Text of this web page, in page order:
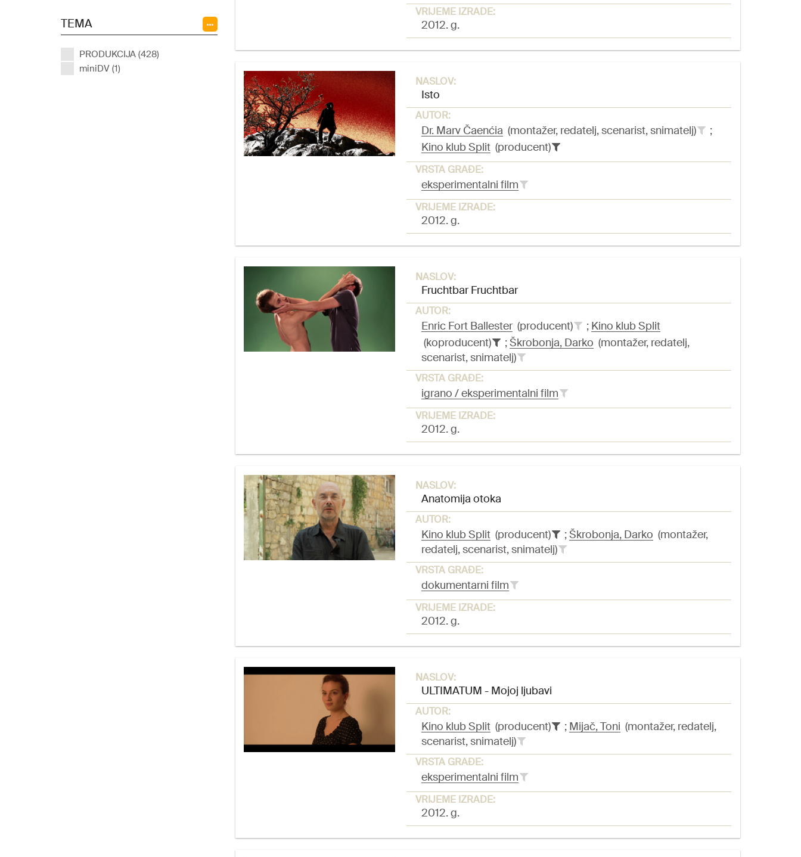
TEMA
PRODUKCIJA (428)
miniDV (1)
VRIJEME IZRADE:
2012. g.
NASLOV:
Isto
AUTOR:
Dr. Marv Čaenćia (montažer, redatelj, scenarist, snimatelj)
;
Kino klub Split(producent)
VRSTA GRAĐE:
eksperimentalni film
VRIJEME IZRADE:
2012. g.
NASLOV:
Fruchtbar Fruchtbar
AUTOR:
Enric Fort Ballester(producent) ; Kino klub Split
(koproducent)
;Škrobonja, Darko (montažer, redatelj,
scenarist, snimatelj)
VRSTA GRAĐE:
igrano / eksperimentalni film
VRIJEME IZRADE:
2012. g.
NASLOV:
Anatomija otoka
AUTOR:
Kino klub Split(producent) ;Škrobonja, Darko (montažer,
redatelj, scenarist, snimatelj)
VRSTA GRAĐE:
dokumentarni film
VRIJEME IZRADE:
2012. g.
NASLOV:
ULTIMATUM - Mojoj ljubavi
AUTOR:
Kino klub Split(producent) ; Mijač, Toni (montažer, redatelj,
scenarist, snimatelj)
VRSTA GRAĐE:
eksperimentalni film
VRIJEME IZRADE:
2012. g.